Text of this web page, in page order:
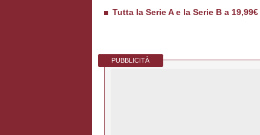
Tutta la Serie A e la Serie B a
PUBBLICITÀ